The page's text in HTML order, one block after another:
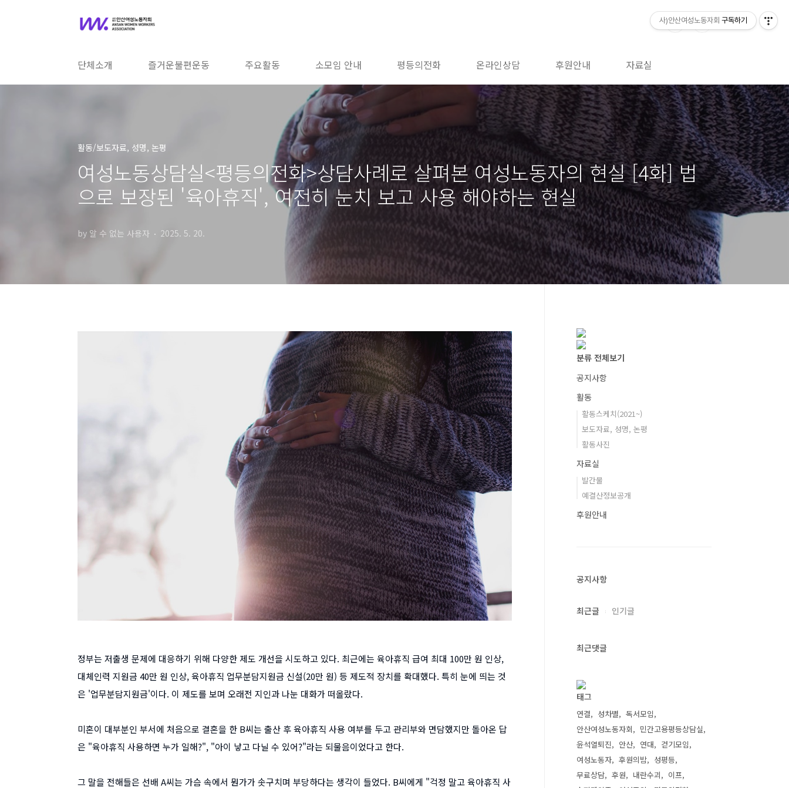
단체소개 즐거운불편운동 주요활동 소모임 안내 평등의전화 온라인상담 후원안내 자료실
활동/보도자료, 성명, 논평
여성노동상담실<평등의전화>상담사례로 살펴본 여성노동자의 현실 [4화] 법
으로 보장된 '육아휴직', 여전히 눈치 보고 사용 해야하는 현실
by 알 수 없는 사용자 2025. 5. 20.
정부는 저출생 문제에 대응하기 위해 다양한 제도 개선을 시도하고 있다. 최근에는 육아휴직 급여 최대 100만 원 인상,
대체인력 지원금 40만 원 인상, 육아휴직 업무분담지원금 신설(20만 원) 등 제도적 장치를 확대했다. 특히 눈에 띄는 것
은 '업무분담지원금'이다. 이 제도를 보며 오래전 지인과 나눈 대화가 떠올랐다.
미혼이 대부분인 부서에 처음으로 결혼을 한 B씨는 출산 후 육아휴직 사용 여부를 두고 관리부와 면담했지만 돌아온 답
은 "육아휴직 사용하면 누가 일해?", "아이 낳고 다닐 수 있어?"라는 되물음이었다고 한다.
그 말을 전해들은 선배 A씨는 가슴 속에서 뭔가가 솟구치며 부당하다는 생각이 들었다. B씨에게 "걱정 말고 육아휴직 사
분류 전체보기
공지사항
활동
활동스케치(2021~)
보도자료, 성명, 논평
활동사진
자료실
발간물
예결산정보공개
후원안내
공지사항
최근글 인기글
최근댓글
태그
연결 성차별
독서모임
안산여성노동자회
민간고용평등상담실
윤석열퇴진
안산 연대
걷기모임
여성노동자
후원의밤
성평등
무료상담
후원 내란수괴
이프
사)안산여성노동자회 구독하기